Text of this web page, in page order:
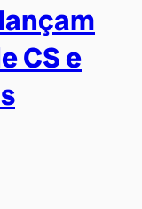
CS e